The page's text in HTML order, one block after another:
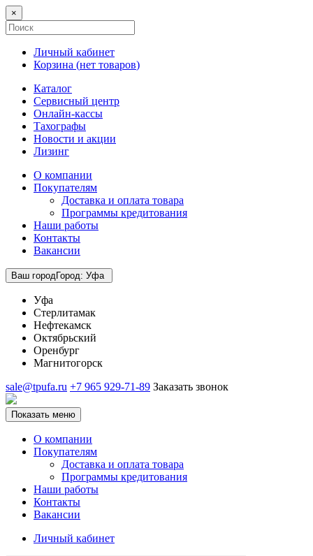
×
Личный кабинет
Корзина (нет товаров)
Каталог
Сервисный центр
Онлайн-кассы
Тахографы
Новости и акции
Лизинг
О компании
Покупателям
Доставка и оплата товара
Программы кредитования
Наши работы
Контакты
Вакансии
Ваш городГород: Уфа
Уфа
Стерлитамак
Нефтекамск
Октябрьский
Оренбург
Магнитогорск
sale@tpufa.ru +7 965 929-71-89 Заказать звонок
Показать меню
О компании
Покупателям
Доставка и оплата товара
Программы кредитования
Наши работы
Контакты
Вакансии
Личный кабинет